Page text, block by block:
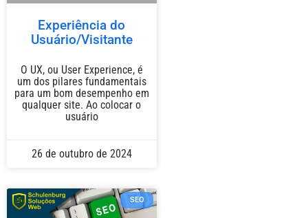
Experiência do
Usuário/Visitante
O UX, ou User Experience, é
um dos pilares fundamentais
para um bom desempenho em
qualquer site. Ao colocar o
usuário
26 de outubro de 2024
SEO